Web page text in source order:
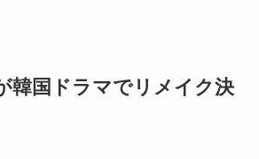
韓国ドラマでリメイク決